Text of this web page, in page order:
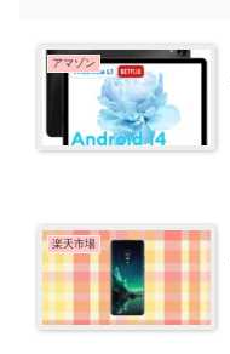
アマゾン
楽天市場